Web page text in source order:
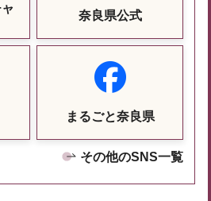
奈良県公式
まるごと奈良県
その他のSNS一覧